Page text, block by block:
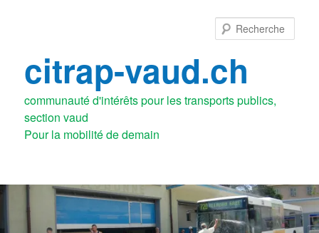
citrap-vaud.ch
communauté d'intérêts pour les transports publics,
section vaud